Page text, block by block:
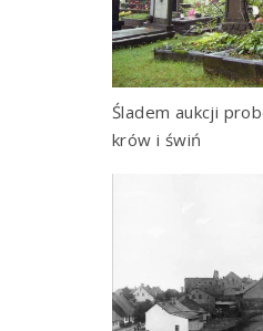
Śladem aukcji
krów i świń